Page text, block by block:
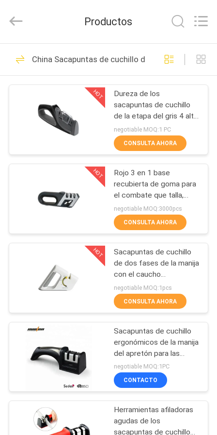
CASA
NOSOTROS
POR
FÁBRICA
DE
CONTACTA
NOSOTROS
Electric
Appliance
All
Reserved.
Sacapuntas de
cuchillo del hogar
45
Sacapuntas de
cuchillo de cocina
55
Sacapuntas de
cuchillo al aire libre
21
Sacapuntas de
cuchillo de la manija
Productos
China Sacapuntas de cuchillo de la manija
HOT
Dureza de los
sacapuntas de cuchillo
de la etapa del gris 4 alta
para los cuchillos
asiáticos y europeos
negotiable MOQ:1 PC
CONSULTA AHORA
HOT
Rojo 3 en 1 base
recubierta de goma para
el combate que talla,
prendedero de los
sacapuntas de cuchillo
de la manija
negotiable MOQ:3000pcs
CONSULTA AHORA
HOT
Sacapuntas de cuchillo
de dos fases de la manija
con el caucho
antideslizante para la
navaja de bolsillo
negotiable MOQ:1pcs
CONSULTA AHORA
Sacapuntas de cuchillo
ergonómicos de la manija
del apretón para las
navajas de bolsillo con
acero de tungsteno
negotiable MOQ:1PC
CONTACTO
Herramientas afiladoras
agudas de los
sacapuntas de cuchillo